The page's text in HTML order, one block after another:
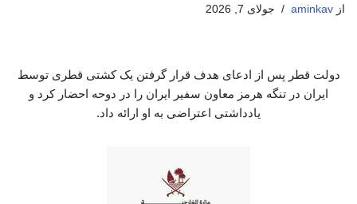
از aminkav جولای 7, 2026
دولت قطر پس از ادعای هدف قرار گرفتن یک کشتی قطری توسط
ایران در تنگه هرمز معاون سفیر ایران را در دوحه احضار کرد و
یادداشتی اعتراضی به او ارائه داد.